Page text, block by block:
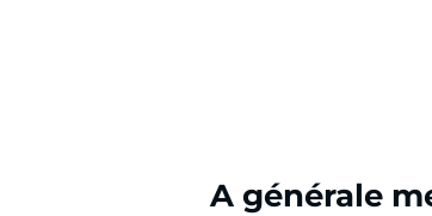
A générale